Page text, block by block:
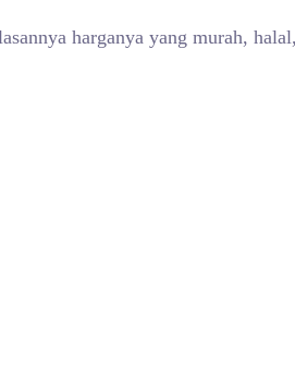
harganya yang murah,